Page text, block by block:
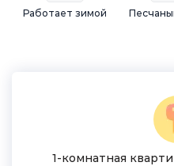
Работает зимой
1-комнатная